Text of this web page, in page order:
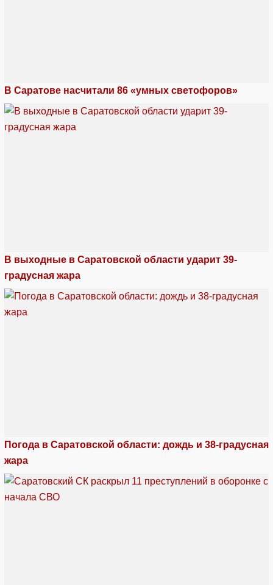
В Саратове насчитали 86 «умных светофоров»
В выходные в Саратовской области ударит 39-
градусная жара
Погода в Саратовской области: дождь и 38-градусная
жара